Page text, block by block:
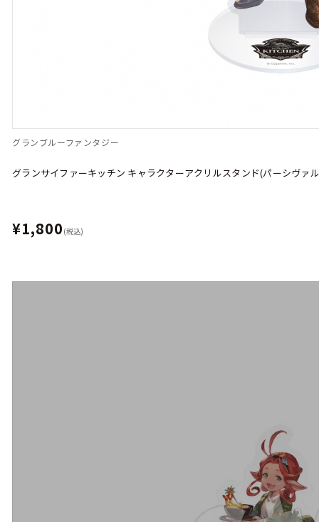
グランブルーファンタジー
グランサイファーキッチン キャラクターアクリルスタンド(パーシヴァ
¥1,800 (税込)